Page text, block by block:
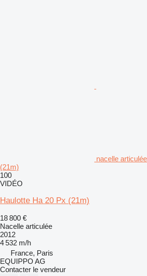
nacelle
(21m)
100
VIDÉO
Haulotte Ha 20 Px (21m)
18 800 €
Nacelle articulée
2012
4 532 m/h
France, Paris
EQUIPPO AG
Contacter le vendeur